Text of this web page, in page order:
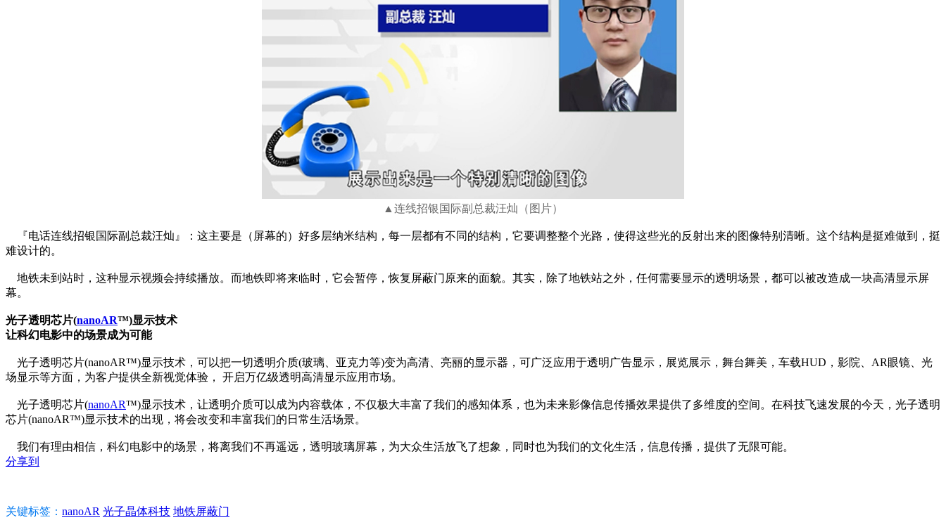
▲连线招银国际副总裁汪灿（图片）
『电话连线招银国际副总裁汪灿』：这主要是（屏幕的）好多层纳米结构，每一层都有不同的结构，它要调整整个光路，使得这些光的反射出来的图像特别清晰。这个结构是挺难做到，挺
难设计的。
地铁未到站时，这种显示视频会持续播放。而地铁即将来临时，它会暂停，恢复屏蔽门原来的面貌。其实，除了地铁站之外，任何需要显示的透明场景，都可以被改造成一块高清显示屏
幕。
光子透明芯片(nanoAR™)显示技术
让科幻电影中的场景成为可能
光子透明芯片(nanoAR™)显示技术，可以把一切透明介质(玻璃、亚克力等)变为高清、亮丽的显示器，可广泛应用于透明广告显示，展览展示，舞台舞美，车载HUD，影院、AR眼镜、光
场显示等方面，为客户提供全新视觉体验， 开启万亿级透明高清显示应用市场。
光子透明芯片(nanoAR™)显示技术，让透明介质可以成为内容载体，不仅极大丰富了我们的感知体系，也为未来影像信息传播效果提供了多维度的空间。在科技飞速发展的今天，光子透明
芯片(nanoAR™)显示技术的出现，将会改变和丰富我们的日常生活场景。
我们有理由相信，科幻电影中的场景，将离我们不再遥远，透明玻璃屏幕，为大众生活放飞了想象，同时也为我们的文化生活，信息传播，提供了无限可能。
分享到
关键标签： nanoAR 光子晶体科技 地铁屏蔽门